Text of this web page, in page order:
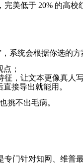
美低于 20% 的高
系统会根据你选的
；
，让文本更像真人写
接导出就能用。
挑不出毛病。
门针对知网、维普